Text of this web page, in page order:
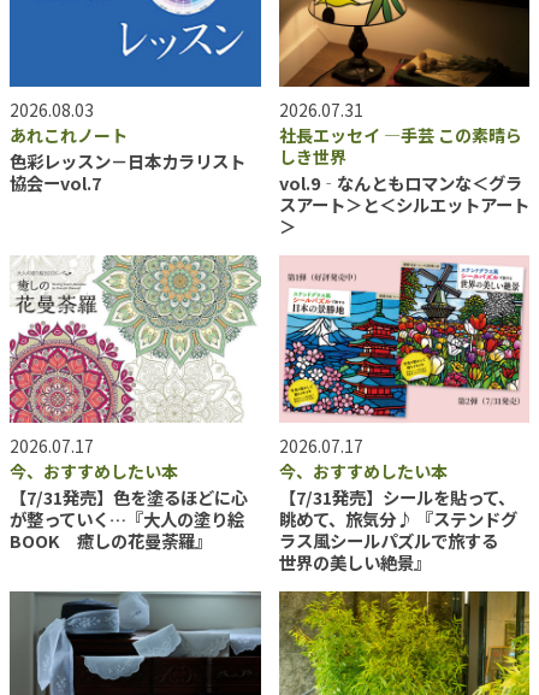
2026.08.03
あれこれノート
色彩レッスン－日本カラリスト
協会ーvol.7
2026.07.31
社長エッセイ ―手芸 この素晴ら
しき世界
vol.9‐なんともロマンな＜グラ
スアート＞と＜シルエットアート
＞
2026.07.17
今、おすすめしたい本
【7/31発売】色を塗るほどに心
が整っていく…『大人の塗り絵
BOOK 癒しの花曼荼羅』
2026.07.17
今、おすすめしたい本
【7/31発売】シールを貼って、
眺めて、旅気分♪ 『ステンドグ
ラス風シールパズルで旅する
世界の美しい絶景』